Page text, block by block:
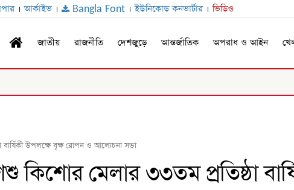
।আর্কাইভ । Bangla Font ।ইউনিকোড কনভার্টার ।ভিডিও
জাতীয় রাজনীতি দেশজুড়ে আন্তর্জাতিক অপরাধ ও আইন
বার্ষিকী উপলক্ষে বৃক্ষ রোপন ও আলোচনা সভা
কিশোর মেলার ৩৩তম প্রতিষ্ঠা